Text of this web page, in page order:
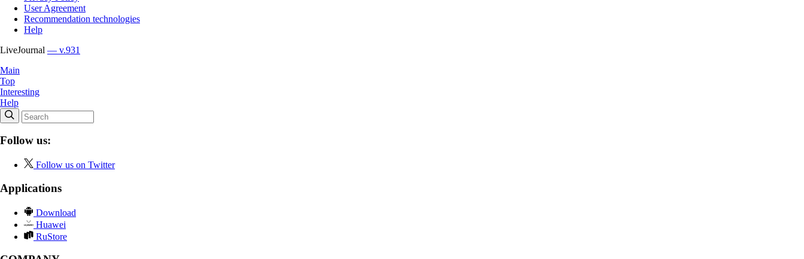
User Agreement
Recommendation technologies
Help
LiveJournal — v.931
Main
Top
Interesting
Help
Follow us:
Follow us on Twitter
Applications
Download
Huawei
RuStore